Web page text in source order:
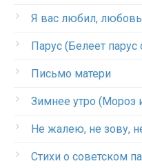
Я вас любил,
Парус (Белеет парус
Письмо матери
Зимнее утро (Мороз
Не жалею, не зову,
Стихи о советском